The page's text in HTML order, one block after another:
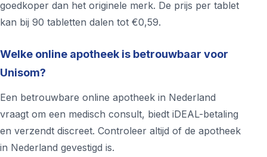
goedkoper dan het originele merk. De prijs per tablet
kan bij 90 tabletten dalen tot €0,59.
Welke online apotheek is betrouwbaar voor
Unisom?
Een betrouwbare online apotheek in Nederland
vraagt om een medisch consult, biedt iDEAL-betaling
en verzendt discreet. Controleer altijd of de apotheek
in Nederland gevestigd is.